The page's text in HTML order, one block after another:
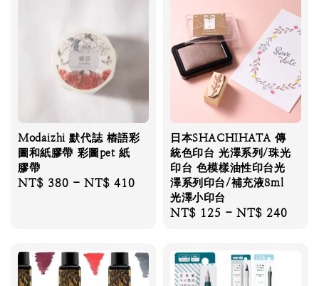
Modaizhi 默代誌 樁語彩
圖和紙膠帶 彩圖pet 紙
膠帶
Regular
NT$ 380 -NT$ 410
日本SHACHIHATA 傳
統色印台 光澤系列/珠光
印台 色模樣油性印台光
澤系列印台/補充液8ml
光澤小印台
Regular
NT$ 125 -NT$ 240